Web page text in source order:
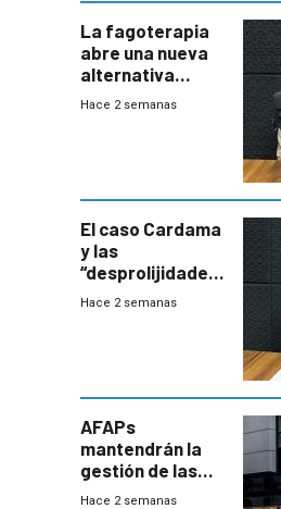
La fagoterapia
abre una nueva
alternativa
contra bacterias
innovadora
Hace 2 semanas
El caso Cardama
y las
“desprolijidades”
que la
Hace 2 semanas
AFAPs
mantendrán la
gestión de las
cuentas
Hace 2 semanas